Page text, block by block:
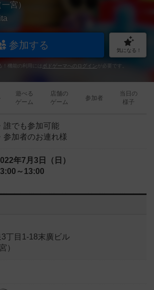
宮）
参加する 気になる！
！機能の利用には ボドゲーマへのログイン が必要です。
遊べる
ゲーム
店舗の
ゲーム
参加者
当日の
様子
誰でも参加可能
参加者のお連れ様
年7月3日（日）
～13:00
丁目1-18末廣ビル
）